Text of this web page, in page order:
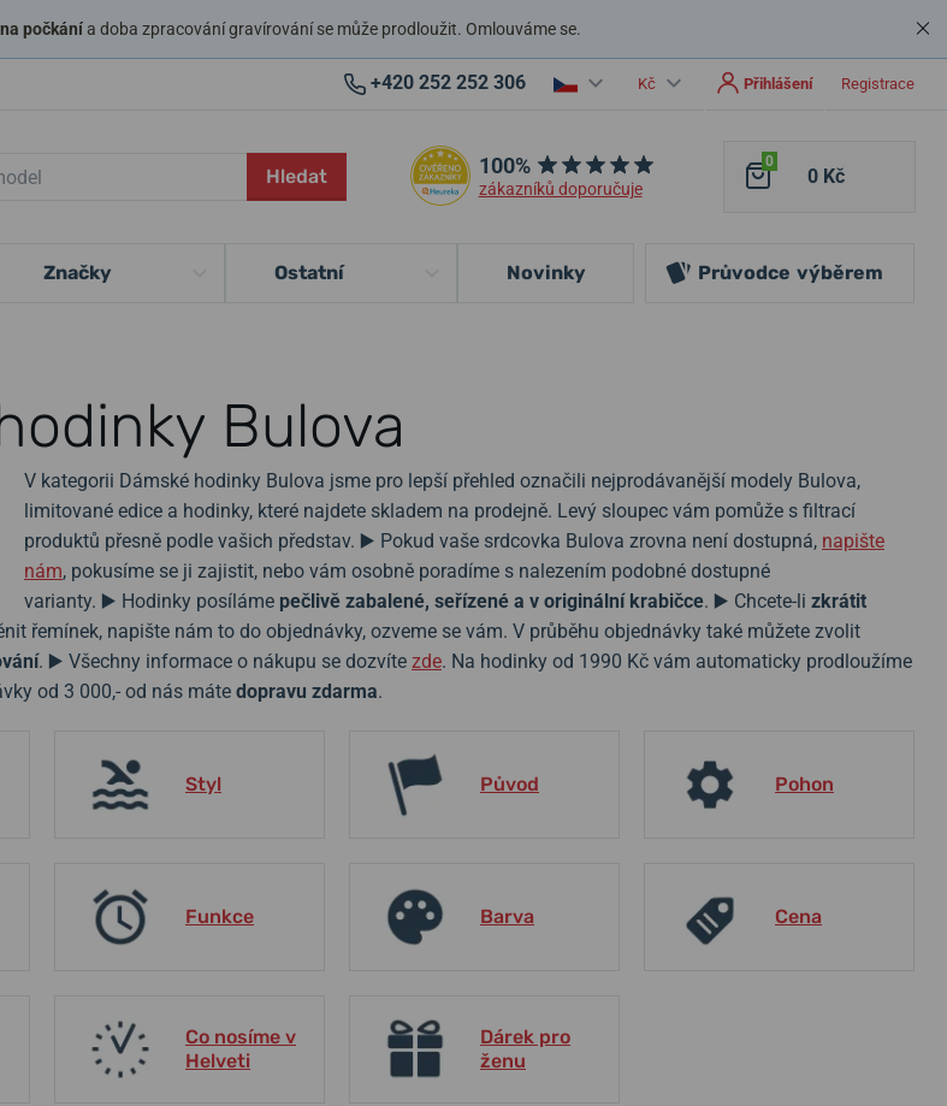
počkánía doba zpracování gravírování se může prodloužit. Omlouváme se.
+420 252 252 306 Kč Přihlášení Registrace
Hledat 100%
zákazníků doporučuje
0
0 Kč
Značky Ostatní Novinky Průvodce výběrem
Bulova
V kategorii Dámské hodinky Bulova jsme pro lepší přehled označili nejprodávanější modely Bulova,
limitované edice a hodinky, které najdete skladem na prodejně. Levý sloupec vám pomůže s filtrací
produktů přesně podle vašich představ. ▶️ Pokud vaše srdcovka Bulova zrovna není dostupná, napište
nám, pokusíme se ji zajistit, nebo vám osobně poradíme s nalezením podobné dostupné
varianty. ▶️ Hodinky posíláme pečlivě zabalené, seřízené a v originální krabičce. ▶️ Chcete-li zkrátit
řemínek, napište nám to do objednávky, ozveme se vám. V průběhu objednávky také můžete zvolit
. ▶️ Všechny informace o nákupu se dozvíte zde. Na hodinky od 1990 Kč vám automaticky prodloužíme
od 3 000,- od nás máte dopravu zdarma.
Styl Původ Pohon
Funkce Barva Cena
Co nosíme v
Helveti
Dárek pro
ženu